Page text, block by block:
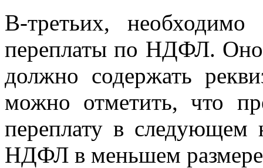
В-третьих, необходимо
переплаты по НДФЛ.
должно содержать
можно отметить, что
переплату в следующем
НДФЛ в меньшем